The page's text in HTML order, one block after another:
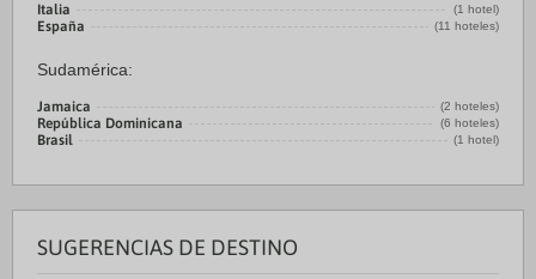
Italia (1 hotel)
España (11 hoteles)
Sudamérica:
Jamaica (2 hoteles)
República Dominicana (6 hoteles)
Brasil (1 hotel)
SUGERENCIAS DE DESTINO